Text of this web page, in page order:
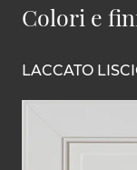
Colori e
LACCATO